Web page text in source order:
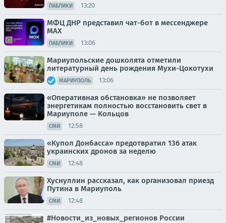
ПАБЛИКИ 13:20
МФЦ ДНР представил чат-бот в мессенджере
MAX
ПАБЛИКИ 13:06
Мариупольские дошколята отметили
литературный день рождения Мухи-Цокотухи
МАРИУПОЛЬ 13:06
«Оперативная обстановка» не позволяет
энергетикам полностью восстановить свет в
Мариуполе — Кольцов
СМИ 12:58
«Купол Донбасса» предотвратил 136 атак
украинских дронов за неделю
СМИ 12:48
Хуснуллин рассказал, как организовал приезд
Путина в Мариуполь
СМИ 12:48
#Новости_из_новых_регионов России